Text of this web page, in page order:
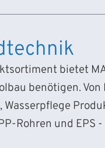
bietet
benötigen.
Wasserpflege
Rohren und